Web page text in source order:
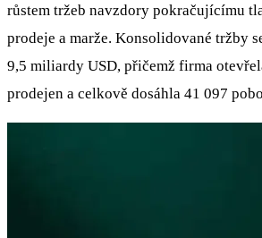
růstem tržeb navzdory pokračujícímu
prodeje a marže. Konsolidované tržby
9,5 miliardy USD, přičemž firma
prodejen a celkově dosáhla 41 097